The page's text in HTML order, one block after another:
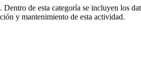
de esta categoría se incluyen los
y mantenimiento de esta actividad.